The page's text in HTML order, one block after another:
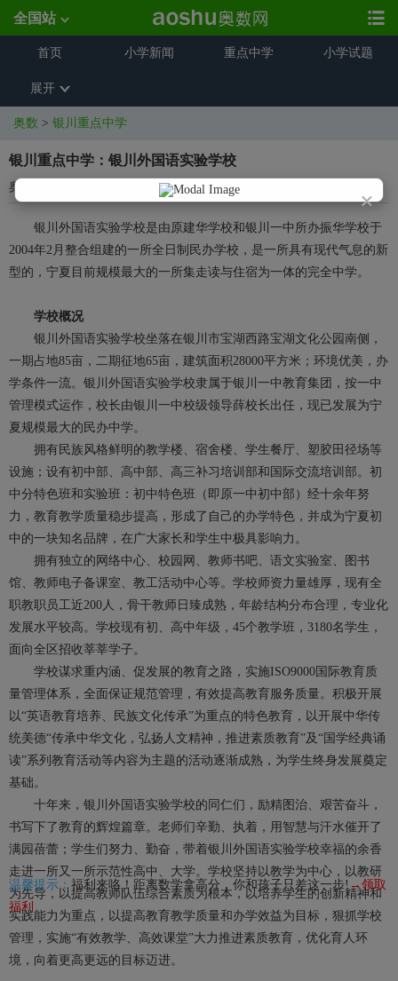
×
全国站
首页 小学新闻 重点中学 小学试题
展开
奥数 > 银川重点中学
银川重点中学：银川外国语实验学校
奥数网整理 2013-04-27 17:30:01
银川外国语实验学校是由原建华学校和银川一中所办振华学校于
2004年2月整合组建的一所全日制民办学校，是一所具有现代气息的新
型的，宁夏目前规模最大的一所集走读与住宿为一体的完全中学。
学校概况
银川外国语实验学校坐落在银川市宝湖西路宝湖文化公园南侧，
一期占地85亩，二期征地65亩，建筑面积28000平方米；环境优美，办
学条件一流。银川外国语实验学校隶属于银川一中教育集团，按一中
管理模式运作，校长由银川一中校级领导薛校长出任，现已发展为宁
夏规模最大的民办中学。
拥有民族风格鲜明的教学楼、宿舍楼、学生餐厅、塑胶田径场等
设施；设有初中部、高中部、高三补习培训部和国际交流培训部。初
中分特色班和实验班：初中特色班（即原一中初中部）经十余年努
力，教育教学质量稳步提高，形成了自己的办学特色，并成为宁夏初
中的一块知名品牌，在广大家长和学生中极具影响力。
拥有独立的网络中心、校园网、教师书吧、语文实验室、图书
馆、教师电子备课室、教工活动中心等。学校师资力量雄厚，现有全
职教职员工近200人，骨干教师日臻成熟，年龄结构分布合理，专业化
发展水平较高。学校现有初、高中年级，45个教学班，3180名学生，
面向全区招收莘莘学子。
学校谋求重内涵、促发展的教育之路，实施ISO9000国际教育质
量管理体系，全面保证规范管理，有效提高教育服务质量。积极开展
以“英语教育培养、民族文化传承”为重点的特色教育，以开展中华传
统美德“传承中华文化，弘扬人文精神，推进素质教育”及“国学经典诵
读”系列教育活动等内容为主题的活动逐渐成熟，为学生终身发展奠定
基础。
十年来，银川外国语实验学校的同仁们，励精图治、艰苦奋斗，
书写下了教育的辉煌篇章。老师们辛勤、执着，用智慧与汗水催开了
满园蓓蕾；学生们努力、勤奋，带着银川外国语实验学校幸福的余香
走进一所又一所示范性高中、大学。学校坚持以教学为中心，以教研
为先导，以提高教师队伍综合素质为根本，以培养学生的创新精神和
实践能力为重点，以提高教育教学质量和办学效益为目标，狠抓学校
管理，实施“有效教学、高效课堂”大力推进素质教育，优化育人环
境，向着更高更远的目标迈进。
温馨提示： 福利来咯！距离数学拿高分，你和孩子只差这一步! →领取
福利